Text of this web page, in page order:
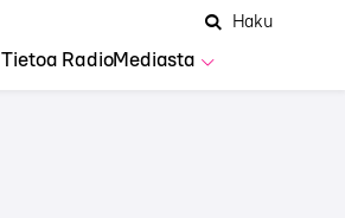
Tietoa RadioMediasta
AvaaHaku
Hae